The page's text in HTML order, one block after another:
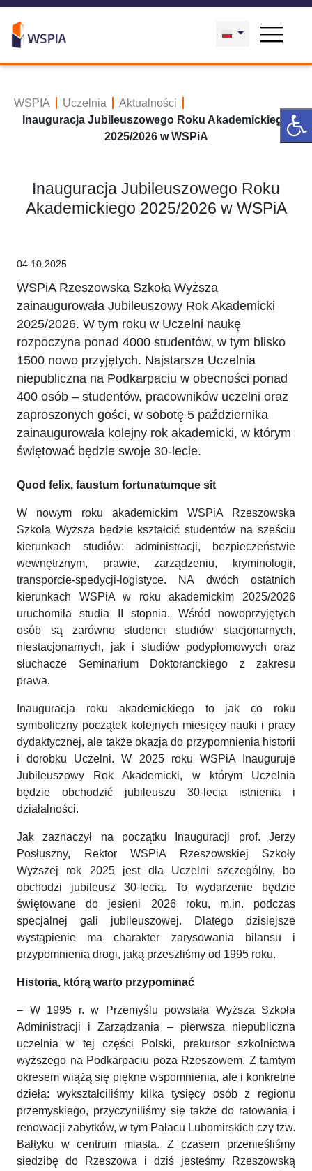
WSPIA Uczelnia
Aktualności
Inauguracja Jubileuszowego Roku Akademickiego
2025/2026 w WSPiA
Inauguracja Jubileuszowego Roku
Akademickiego 2025/2026 w WSPiA
04.10.2025
WSPiA Rzeszowska Szkoła Wyższa
zainaugurowała Jubileuszowy Rok Akademicki
2025/2026. W tym roku w Uczelni naukę
rozpoczyna ponad 4000 studentów, w tym blisko
1500 nowo przyjętych. Najstarsza Uczelnia
niepubliczna na Podkarpaciu w obecności ponad
400 osób – studentów, pracowników uczelni oraz
zaproszonych gości, w sobotę 5 października
zainaugurowała kolejny rok akademicki, w którym
świętować będzie swoje 30-lecie.
Quod felix, faustum fortunatumque sit
W nowym roku akademickim WSPiA Rzeszowska
Szkoła Wyższa będzie kształcić studentów na sześciu
kierunkach studiów: administracji, bezpieczeństwie
wewnętrznym, prawie, zarządzeniu, kryminologii,
transporcie-spedycji-logistyce. NA dwóch ostatnich
kierunkach WSPiA w roku akademickim 2025/2026
uruchomiła studia II stopnia. Wśród nowoprzyjętych
osób są zarówno studenci studiów stacjonarnych,
niestacjonarnych, jak i studiów podyplomowych oraz
słuchacze Seminarium Doktoranckiego z zakresu
prawa.
Inauguracja roku akademickiego to jak co roku
symboliczny początek kolejnych miesięcy nauki i pracy
dydaktycznej, ale także okazja do przypomnienia historii
i dorobku Uczelni. W 2025 roku WSPiA Inauguruje
Jubileuszowy Rok Akademicki, w którym Uczelnia
będzie obchodzić jubileuszu 30-lecia istnienia i
działalności.
Jak zaznaczył na początku Inauguracji prof. Jerzy
Posłuszny, Rektor WSPiA Rzeszowskiej Szkoły
Wyższej rok 2025 jest dla Uczelni szczególny, bo
obchodzi jubileusz 30-lecia. To wydarzenie będzie
świętowane do jesieni 2026 roku, m.in. podczas
specjalnej gali jubileuszowej. Dlatego dzisiejsze
wystąpienie ma charakter zarysowania bilansu i
przypomnienia drogi, jaką przeszliśmy od 1995 roku.
Historia, którą warto przypominać
– W 1995 r. w Przemyślu powstała Wyższa Szkoła
Administracji i Zarządzania – pierwsza niepubliczna
uczelnia w tej części Polski, prekursor szkolnictwa
wyższego na Podkarpaciu poza Rzeszowem. Z tamtym
okresem wiążą się piękne wspomnienia, ale i konkretne
dzieła: wykształciliśmy kilka tysięcy osób z regionu
przemyskiego, przyczyniliśmy się także do ratowania i
renowacji zabytków, w tym Pałacu Lubomirskich czy tzw.
Bałtyku w centrum miasta. Z czasem przenieśliśmy
siedzibę do Rzeszowa i dziś jesteśmy Rzeszowską